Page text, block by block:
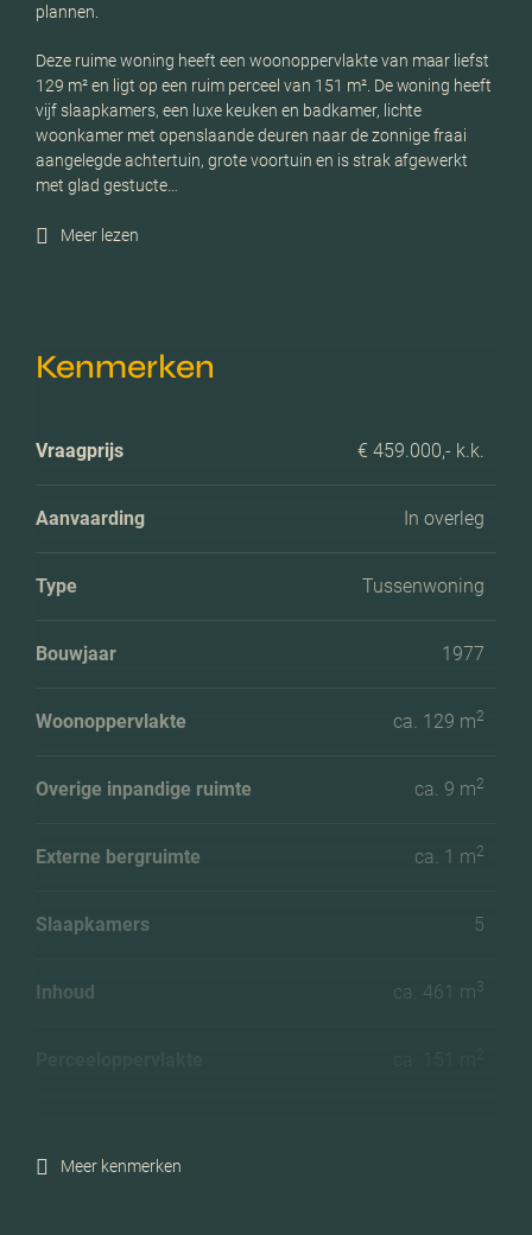
plannen.
Deze ruime woning heeft een woonoppervlakte van maar liefst
129 m² en ligt op een ruim perceel van 151 m². De woning heeft
vijf slaapkamers, een luxe keuken en badkamer, lichte
woonkamer met openslaande deuren naar de zonnige fraai
aangelegde achtertuin, grote voortuin en is strak afgewerkt
met glad gestucte…
Meer lezen
Kenmerken
Vraagprijs € 459.000,- k.k.
Aanvaarding In overleg
Type Tussenwoning
Bouwjaar 1977
Woonoppervlakte ca. 129 m2
Overige inpandige ruimte ca. 9 m2
Externe bergruimte ca. 1 m2
Slaapkamers 5
Inhoud ca. 461 m3
Meer kenmerken